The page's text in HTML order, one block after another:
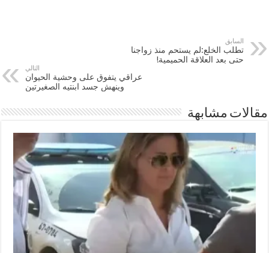
السابق
تطلب الخلع:لم يستحم منذ زواجنا
حتى بعد العلاقة الحميمية!
التالي
عراقي يتفوق على وحشية الحيوان
وينهش جسد ابنتيه الصغيرتين
مقالات مشابهة